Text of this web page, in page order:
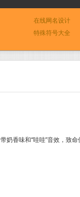
在线网名设计
特殊符号大全
香味和“哇哇”音效，致